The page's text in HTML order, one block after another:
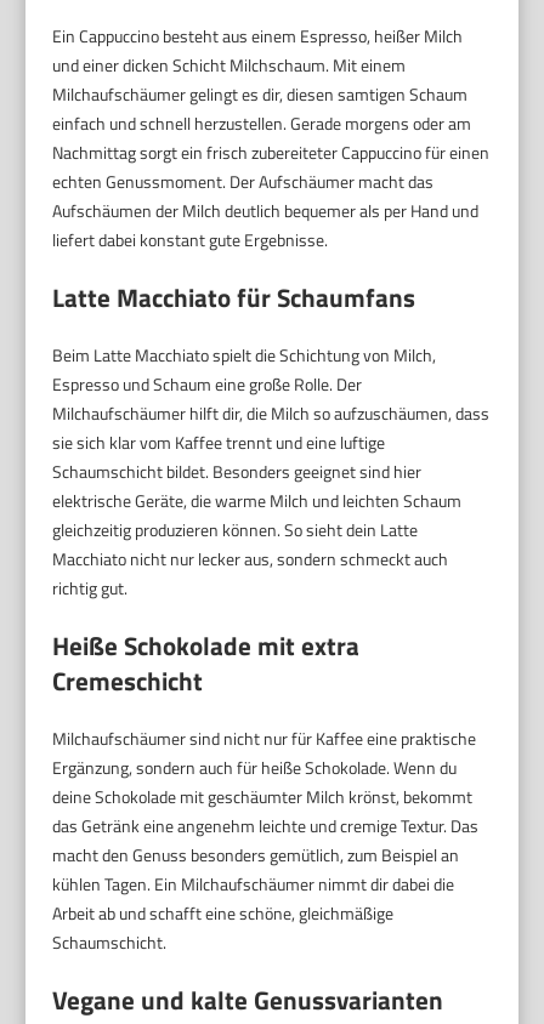
Ein Cappuccino besteht aus einem Espresso, heißer Milch
und einer dicken Schicht Milchschaum. Mit einem
Milchaufschäumer gelingt es dir, diesen samtigen Schaum
einfach und schnell herzustellen. Gerade morgens oder am
Nachmittag sorgt ein frisch zubereiteter Cappuccino für einen
echten Genussmoment. Der Aufschäumer macht das
Aufschäumen der Milch deutlich bequemer als per Hand und
liefert dabei konstant gute Ergebnisse.
Latte Macchiato für Schaumfans
Beim Latte Macchiato spielt die Schichtung von Milch,
Espresso und Schaum eine große Rolle. Der
Milchaufschäumer hilft dir, die Milch so aufzuschäumen, dass
sie sich klar vom Kaffee trennt und eine luftige
Schaumschicht bildet. Besonders geeignet sind hier
elektrische Geräte, die warme Milch und leichten Schaum
gleichzeitig produzieren können. So sieht dein Latte
Macchiato nicht nur lecker aus, sondern schmeckt auch
richtig gut.
Heiße Schokolade mit extra
Cremeschicht
Milchaufschäumer sind nicht nur für Kaffee eine praktische
Ergänzung, sondern auch für heiße Schokolade. Wenn du
deine Schokolade mit geschäumter Milch krönst, bekommt
das Getränk eine angenehm leichte und cremige Textur. Das
macht den Genuss besonders gemütlich, zum Beispiel an
kühlen Tagen. Ein Milchaufschäumer nimmt dir dabei die
Arbeit ab und schafft eine schöne, gleichmäßige
Schaumschicht.
Vegane und kalte Genussvarianten